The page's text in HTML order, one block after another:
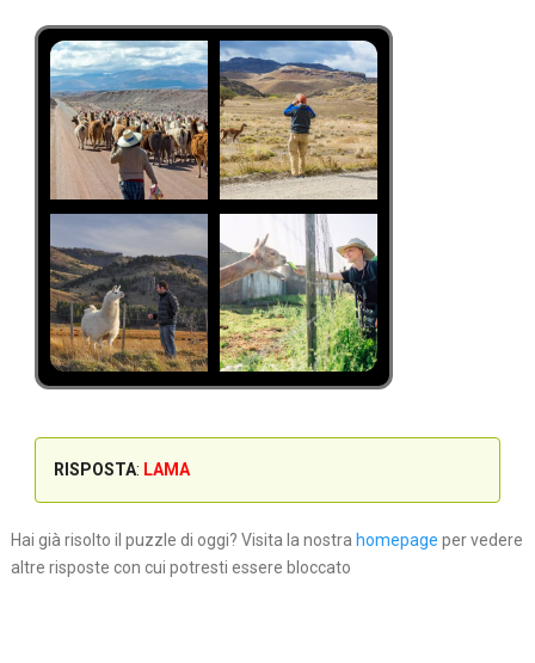
RISPOSTA: LAMA
Hai già risolto il puzzle di oggi? Visita la nostra homepage per vedere
altre risposte con cui potresti essere bloccato